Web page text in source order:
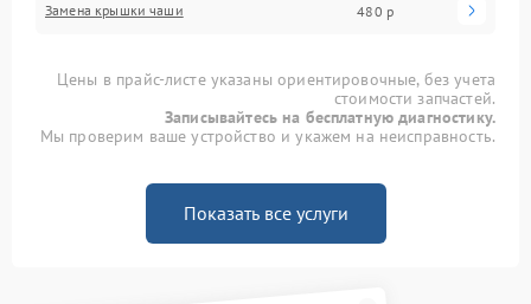
Замена крышки чаши 480 р
Цены в прайс-листе указаны ориентировочные, без учета
стоимости запчастей.
Записывайтесь на бесплатную диагностику.
Мы проверим ваше устройство и укажем на неисправность.
Показать все услуги